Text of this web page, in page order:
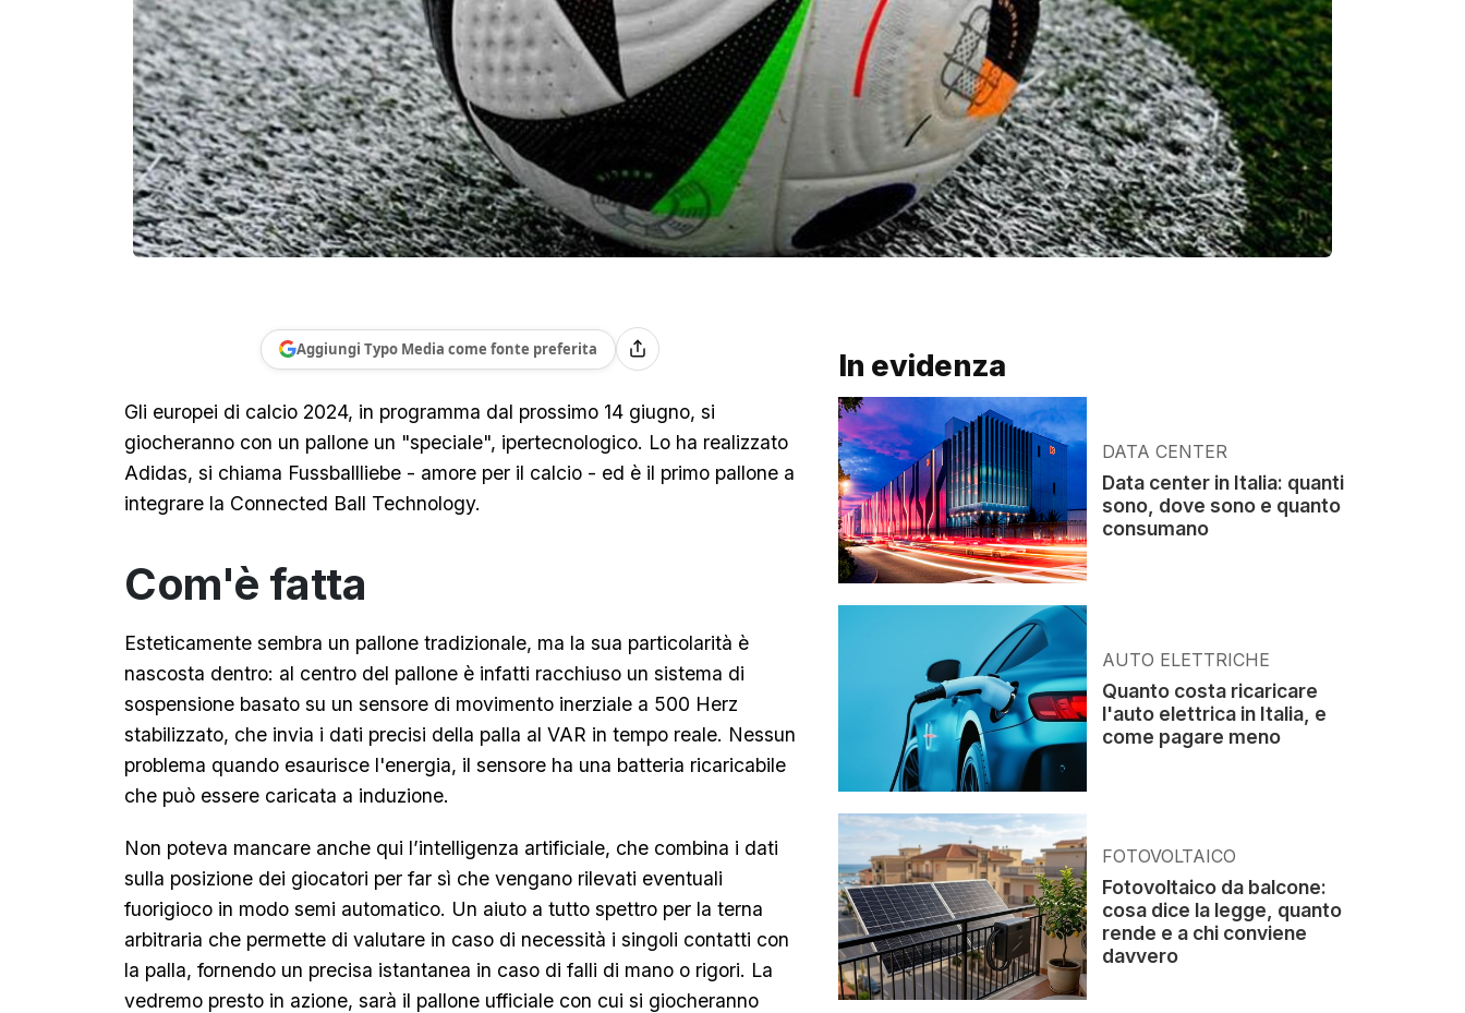
Aggiungi Typo Media come fonte preferita
Gli europei di calcio 2024, in programma dal prossimo 14 giugno, si
giocheranno con un pallone un "speciale", ipertecnologico. Lo ha realizzato
Adidas, si chiama Fussballliebe - amore per il calcio - ed è il primo pallone a
integrare la Connected Ball Technology.
Com'è fatta
Esteticamente sembra un pallone tradizionale, ma la sua particolarità è
nascosta dentro: al centro del pallone è infatti racchiuso un sistema di
sospensione basato su un sensore di movimento inerziale a 500 Herz
stabilizzato, che invia i dati precisi della palla al VAR in tempo reale. Nessun
problema quando esaurisce l'energia, il sensore ha una batteria ricaricabile
che può essere caricata a induzione.
Non poteva mancare anche qui l’intelligenza artificiale, che combina i dati
sulla posizione dei giocatori per far sì che vengano rilevati eventuali
fuorigioco in modo semi automatico. Un aiuto a tutto spettro per la terna
arbitraria che permette di valutare in caso di necessità i singoli contatti con
la palla, fornendo un precisa istantanea in caso di falli di mano o rigori. La
vedremo presto in azione, sarà il pallone ufficiale con cui si giocheranno
In evidenza
DATA CENTER
Data center in Italia: quanti
sono, dove sono e quanto
consumano
AUTO ELETTRICHE
Quanto costa ricaricare
l'auto elettrica in Italia, e
come pagare meno
FOTOVOLTAICO
Fotovoltaico da balcone:
cosa dice la legge, quanto
rende e a chi conviene
davvero